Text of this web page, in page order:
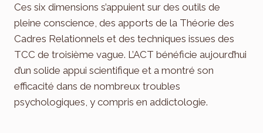
Ces six dimensions s’appuient sur des outils de
pleine conscience, des apports de la Théorie des
Cadres Relationnels et des techniques issues des
TCC de troisième vague. L’ACT bénéficie aujourd’hui
d’un solide appui scientifique et a montré son
efficacité dans de nombreux troubles
psychologiques, y compris en addictologie.